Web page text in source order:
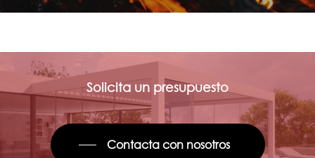
Solicita un presupuesto
Contacta con nosotros